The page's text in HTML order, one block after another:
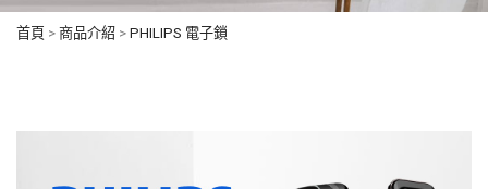
首頁 > 商品介紹 > PHILIPS 電子鎖